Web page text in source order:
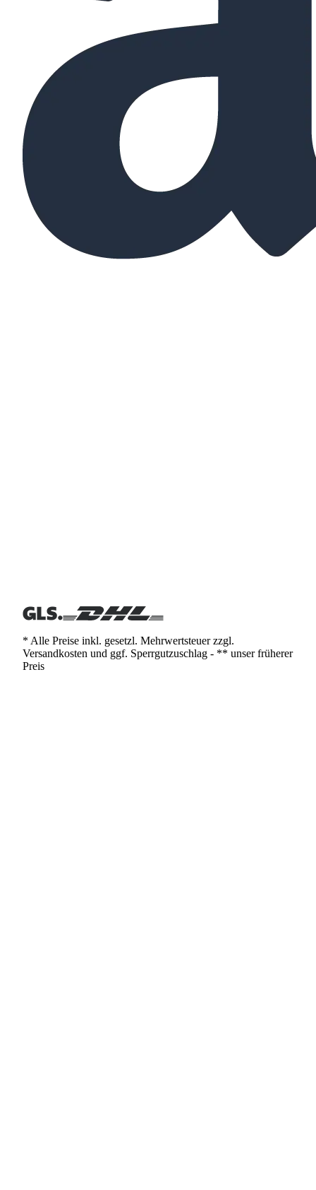
* Alle Preise inkl. gesetzl. Mehrwertsteuer zzgl.
Versandkosten und ggf. Sperrgutzuschlag - ** unser früherer
Preis